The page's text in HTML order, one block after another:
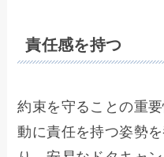
責任感を持つ
約束を守ることの重
動に責任を持つ姿勢